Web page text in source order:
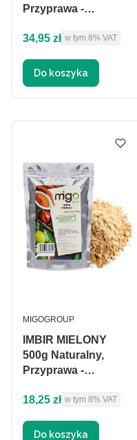
Przyprawa -
Cena brutto
34,95 zł w tym %s VAT
w tym 8% VAT
Do koszyka
IMBIR MIELONY
500g Naturalny,
Przyprawa -
PRODUCENT
MIGOGROUP
Cena brutto
18,25 zł w tym %s VAT
w tym 8% VAT
Do koszyka